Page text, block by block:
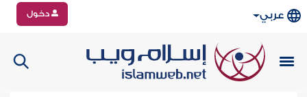
عربي دخول